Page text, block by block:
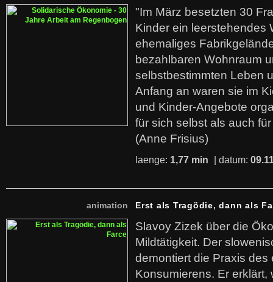
"Im März besetzten 30
Kinder ein leerstehendes
ehemaliges
bezahlbaren Wohnraum
selbstbestimmten Leben
Anfang an waren sie im
und Kinder-Angebote
für sich selbst als auch
(Anne Frisius)
laenge: 1,77 min | datum:
animation Erst als Tragödie, dann als
Slavoy Zizek über die
Mildtätigkeit. Der
demontiert die Praxis des
Konsumierens. Er erklärt,